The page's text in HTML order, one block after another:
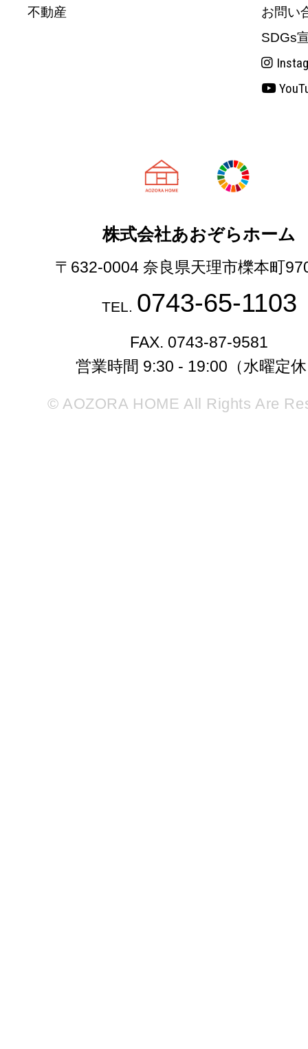
不動産
お問い
SDGs
天理市の注文
株式会社あおぞらホーム
〒632-0004 奈良県天理市櫟本町
TEL. 0743-65-1103
FAX. 0743-87-9581
営業時間 9:30 - 19:00（水曜定
© AOZORA HOME All Rights Are